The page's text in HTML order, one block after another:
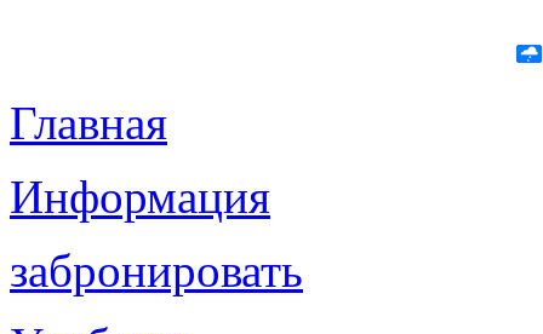
Главная
Информация
забронировать